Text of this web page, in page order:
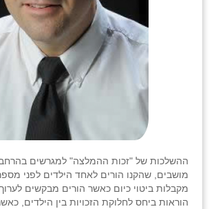
ההשלכות של "זכות ההמלצה" למגרשים
מושבים, שהקנו הורים לאחד הילדים לפני
מקבלות ביטוי כיום כאשר הורים מבקשים
הוראות ביחס לחלוקת הזכויות בין הילדים,